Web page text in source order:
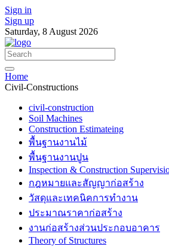
Sign in
Sign up
Saturday, 8 August 2026
Home
Civil-Constructions
civil-construction
Soil Machines
Construction Estimateing
พื้นฐานงานไม้
พื้นฐานงานปูน
Inspection & Construction
กฎหมายและสัญญาก่อสร้าง
วัสดุและเทคนิคการทำงาน
ประมาณราคาก่อสร้าง
งานก่อสร้างส่วนประกอบอาคาร
Theory of Structures